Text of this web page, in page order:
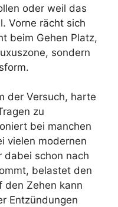
oder weil das
Vorne rächt sich
beim Gehen Platz,
sondern
der Versuch, harte
zu
bei manchen
vielen modernen
dabei schon nach
belastet den
den Zehen kann
Entzündungen